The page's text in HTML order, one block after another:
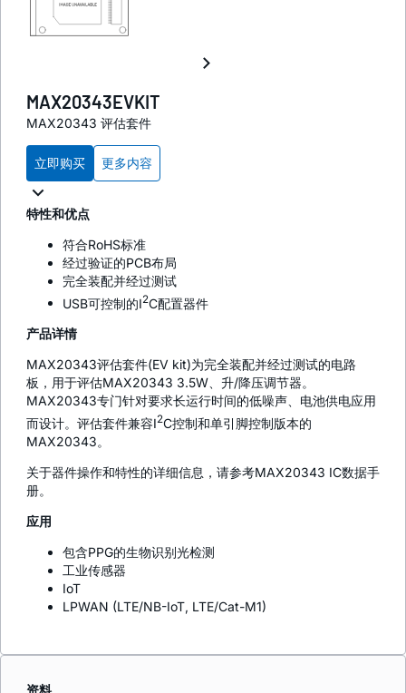
MAX20343EVKIT
MAX20343 评估套件
立即购买 更多内容
特性和优点
符合RoHS标准
经过验证的PCB布局
完全装配并经过测试
USB可控制的I2C配置器件
产品详情
MAX20343评估套件(EV kit)为完全装配并经过测试的电路
板，用于评估MAX20343 3.5W、升/降压调节器。
MAX20343专门针对要求长运行时间的低噪声、电池供电应用
而设计。评估套件兼容I2C控制和单引脚控制版本的
MAX20343。
关于器件操作和特性的详细信息，请参考MAX20343 IC数据手
册。
应用
包含PPG的生物识别光检测
工业传感器
IoT
LPWAN (LTE/NB-IoT, LTE/Cat-M1)
资料